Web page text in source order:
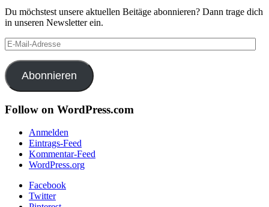
Du möchstest unsere aktuellen Beitäge abonnieren? Dann trage dich
in unseren Newsletter ein.
E-
Mail-
Adresse
Abonnieren
Follow on WordPress.com
Anmelden
Eintrags-Feed
Kommentar-Feed
WordPress.org
Facebook
Twitter